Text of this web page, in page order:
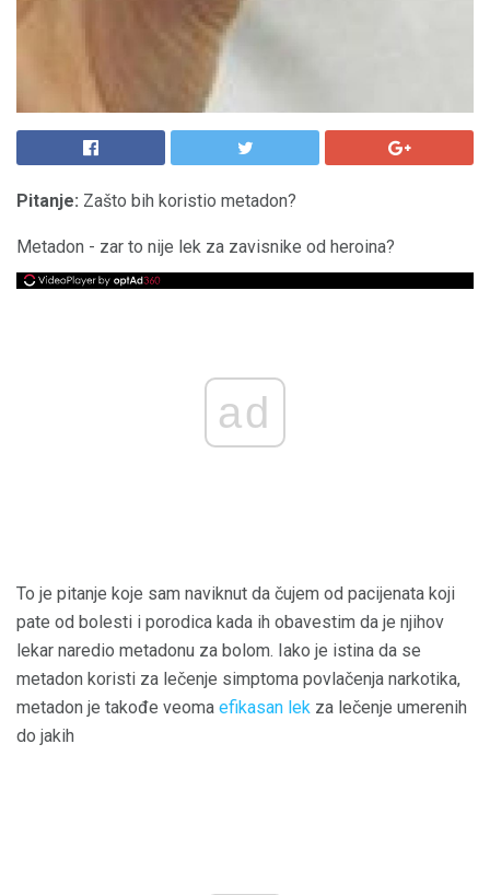
Pitanje: Zašto bih koristio metadon?
Metadon - zar to nije lek za zavisnike od heroina?
ad
To je pitanje koje sam naviknut da čujem od pacijenata koji
pate od bolesti i porodica kada ih obavestim da je njihov
lekar naredio metadonu za bolom. Iako je istina da se
metadon koristi za lečenje simptoma povlačenja narkotika,
metadon je takođe veoma efikasan lek za lečenje umerenih
do jakih